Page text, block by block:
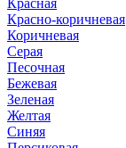
Красно-коричневая
Коричневая
Серая
Песочная
Бежевая
Зеленая
Желтая
Синяя